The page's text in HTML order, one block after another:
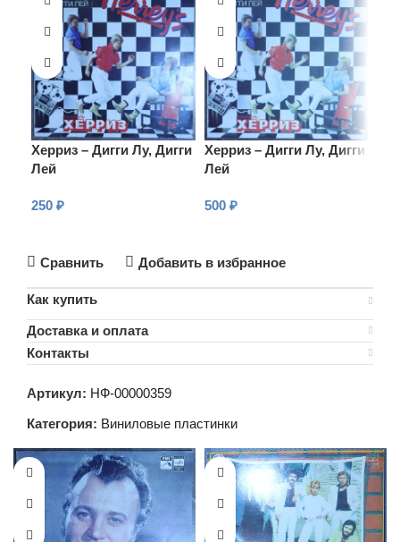
Херриз – Дигги Лу, Дигги
Лей
250 ₽
Херриз – Дигги Лу, Дигги
Лей
500 ₽
Сравнить Добавить в избранное
Как купить
Доставка и оплата
Контакты
Артикул: НФ-00000359
Категория: Виниловые пластинки